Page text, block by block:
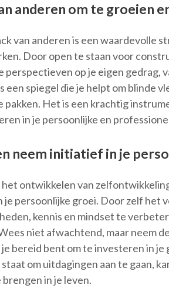
anderen om te groeien
van anderen is een waardevolle
Door open te staan voor
perspectieven op je eigen gedrag,
een spiegel die je helpt om blinde
Het is een krachtig
in je persoonlijke en
neem initiatief in je
ontwikkelen van
je persoonlijke groei. Door zelf het
kennis en mindset te
niet afwachtend, maar neem
je bereid bent om te investeren in
om uitdagingen aan te gaan,
in je leven.